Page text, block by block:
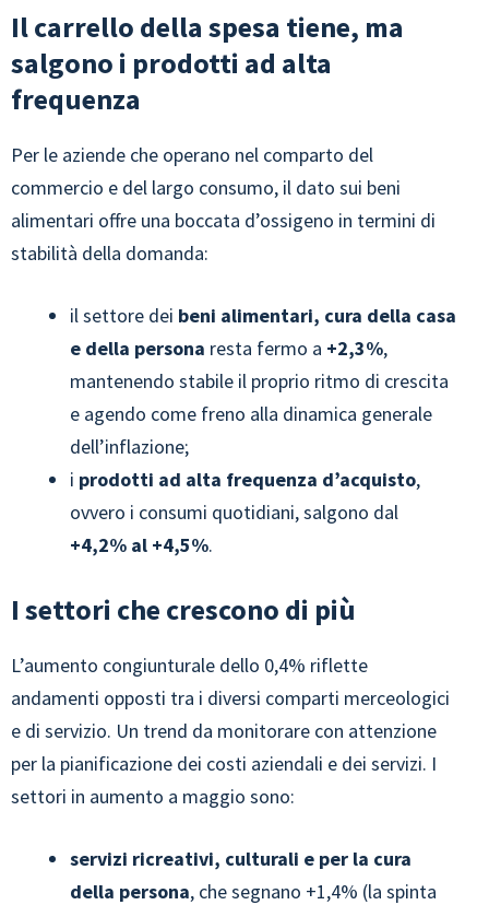
Il carrello della spesa tiene, ma
salgono i prodotti ad alta
frequenza
Per le aziende che operano nel comparto del
commercio e del largo consumo, il dato sui beni
alimentari offre una boccata d’ossigeno in termini di
stabilità della domanda:
il settore dei beni alimentari, cura della casa
e della persona resta fermo a +2,3%,
mantenendo stabile il proprio ritmo di crescita
e agendo come freno alla dinamica generale
dell’inflazione;
i prodotti ad alta frequenza d’acquisto,
ovvero i consumi quotidiani, salgono dal
+4,2% al +4,5%.
I settori che crescono di più
L’aumento congiunturale dello 0,4% riflette
andamenti opposti tra i diversi comparti merceologici
e di servizio. Un trend da monitorare con attenzione
per la pianificazione dei costi aziendali e dei servizi. I
settori in aumento a maggio sono:
servizi ricreativi, culturali e per la cura
della persona, che segnano +1,4% (la spinta